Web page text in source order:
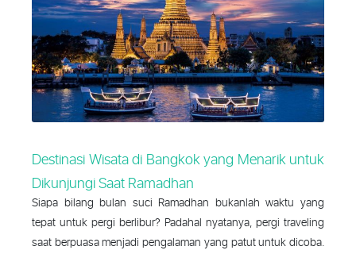
Destinasi Wisata di Bangkok yang Menarik untuk
Dikunjungi Saat Ramadhan
Siapa bilang bulan suci Ramadhan bukanlah waktu yang
tepat untuk pergi berlibur? Padahal nyatanya, pergi traveling
saat berpuasa menjadi pengalaman yang patut untuk dicoba.